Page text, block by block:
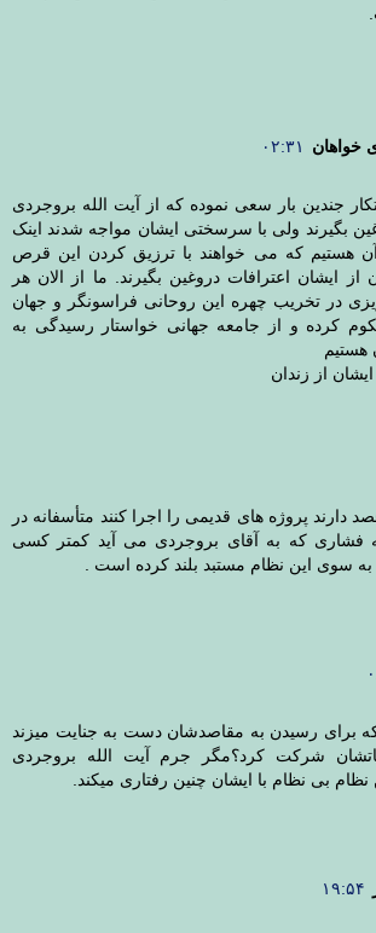
خواهان
۰۲:۳۱
جندین بار سعی نموده که از آیت الله بروجردی
بگیرند ولی با سرسختی ایشان مواجه شدند اینک
آن هستیم که می خواهند با ترزیق کردن این قرص
از ایشان اعترافات دروغین بگیرند. ما از الان هر
در تخریب چهره این روحانی فراسونگر و جهان
کرده و از جامعه جهانی خواستار رسیدگی به
هستیم
از زندان
دارند پروژه های قدیمی را اجرا کنند متأسفانه در
فشاری که به آقای بروجردی می آید کمتر کسی
به سوی این نظام مستبد بلند کرده است .
که برای رسیدن به مقاصدشان دست به جنایت میزند
شرکت کرد؟مگر جرم آیت الله بروجردی
بی نظام با ایشان چنین رفتاری میکند.
۱۹:۵۴